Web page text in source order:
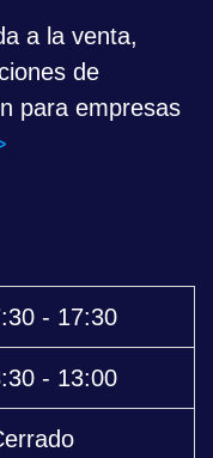
a la venta,
de
para empresas
- 17:30
- 13:00